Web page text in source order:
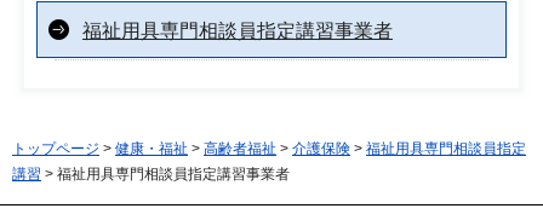
福祉用具専門相談員指定講習事業者
トップページ > 健康・福祉 > 高齢者福祉 > 介護保険 > 福祉用具専門相談員指定
講習 > 福祉用具専門相談員指定講習事業者